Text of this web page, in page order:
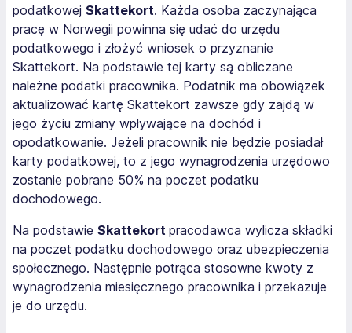
podatkowej Skattekort. Każda osoba zaczynająca
pracę w Norwegii powinna się udać do urzędu
podatkowego i złożyć wniosek o przyznanie
Skattekort. Na podstawie tej karty są obliczane
należne podatki pracownika. Podatnik ma obowiązek
aktualizować kartę Skattekort zawsze gdy zajdą w
jego życiu zmiany wpływające na dochód i
opodatkowanie. Jeżeli pracownik nie będzie posiadał
karty podatkowej, to z jego wynagrodzenia urzędowo
zostanie pobrane 50% na poczet podatku
dochodowego.
Na podstawie Skattekort pracodawca wylicza składki
na poczet podatku dochodowego oraz ubezpieczenia
społecznego. Następnie potrąca stosowne kwoty z
wynagrodzenia miesięcznego pracownika i przekazuje
je do urzędu.